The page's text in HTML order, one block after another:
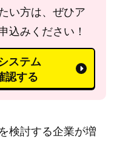
い方は、ぜひア
込みください！
ステム
認する
検討する企業が増